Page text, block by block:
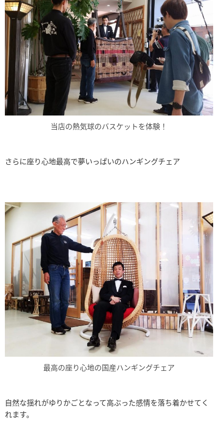
当店の熱気球のバスケットを体験！
さらに座り心地最高で夢いっぱいのハンギングチェア
最高の座り心地の国産ハンギングチェア
自然な揺れがゆりかごとなって高ぶった感情を落ち着かせてく
れます。